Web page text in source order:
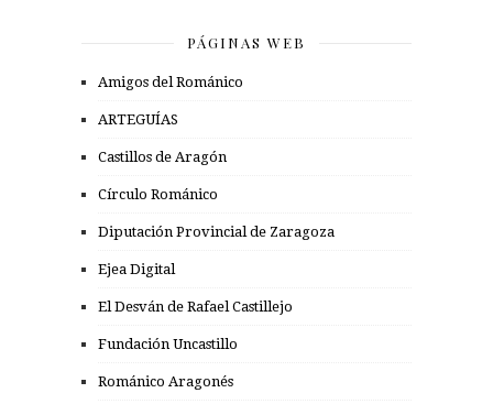
PÁGINAS WEB
Amigos del Románico
ARTEGUÍAS
Castillos de Aragón
Círculo Románico
Diputación Provincial de Zaragoza
Ejea Digital
El Desván de Rafael Castillejo
Fundación Uncastillo
Románico Aragonés